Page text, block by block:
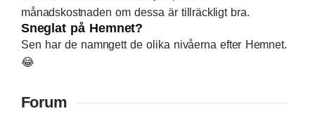
månadskostnaden om dessa är tillräckligt bra.
Sneglat på Hemnet?
Sen har de namngett de olika nivåerna efter Hemnet.
😂
Forum